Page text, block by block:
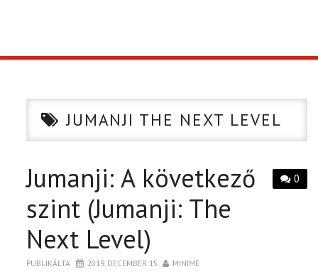
CIKK
PÓLÓ RENDELÉS
JUMANJI THE NEXT LEVEL
0
Jumanji: A következő
szint (Jumanji: The
Next Level)
PUBLIKÁLTA 2019. DECEMBER 15. MINIME